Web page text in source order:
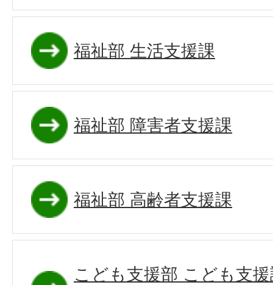
福祉部 生活支援課
福祉部 障害者支援課
福祉部 高齢者支援課
こども支援部 こども支